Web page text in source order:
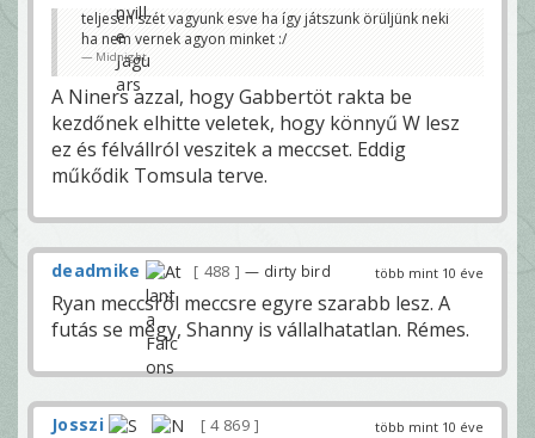
teljesen szét vagyunk esve ha így játszunk örüljünk neki
ha nem vernek agyon minket :/
Midnight
A Niners azzal, hogy Gabbertöt rakta be
kezdőnek elhitte veletek, hogy könnyű W lesz
ez és félvállról veszitek a meccset. Eddig
műkődik Tomsula terve.
több mint 10 éve
deadmike 488 — dirty bird
Ryan meccsről meccsre egyre szarabb lesz. A
futás se megy, Shanny is vállalhatatlan. Rémes.
több mint 10 éve
Josszi 4 869